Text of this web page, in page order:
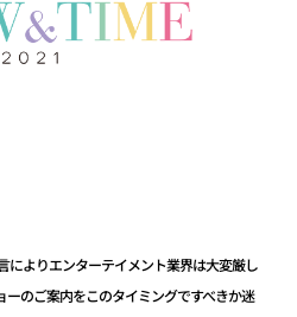
によりエンターテイメント業界は大変厳し
ーのご案内をこのタイミングですべきか迷